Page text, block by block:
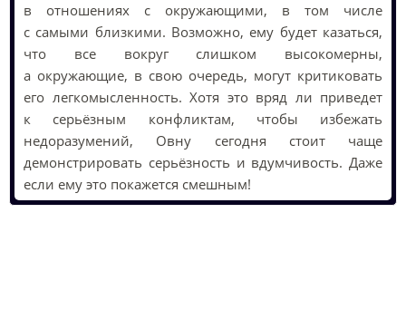
в отношениях с окружающими, в том числе
с самыми близкими. Возможно, ему будет казаться,
что все вокруг слишком высокомерны,
а окружающие, в свою очередь, могут критиковать
его легкомысленность. Хотя это вряд ли приведет
к серьёзным конфликтам, чтобы избежать
недоразумений, Овну сегодня стоит чаще
демонстрировать серьёзность и вдумчивость. Даже
если ему это покажется смешным!